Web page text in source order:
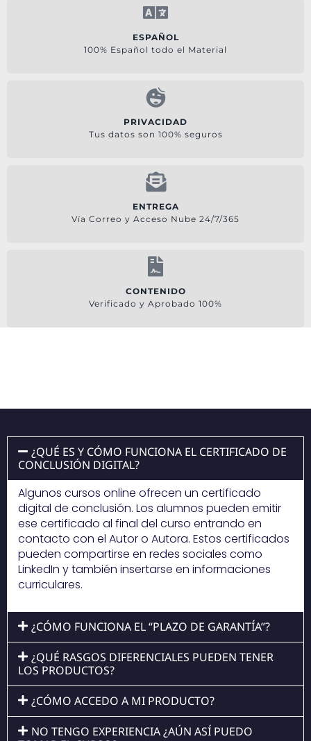
ESPAÑOL
100% Español todo el Material
PRIVACIDAD
Tus datos son 100% seguros
ENTREGA
Vía Correo y Acceso Nube 24/7/365
CONTENIDO
Verificado y Aprobado 100%
¿QUÉ ES Y CÓMO FUNCIONA EL CERTIFICADO DE
CONCLUSIÓN DIGITAL?
Algunos cursos online ofrecen un certificado
digital de conclusión. Los alumnos pueden emitir
ese certificado al final del curso entrando en
contacto con el Autor o Autora. Estos certificados
pueden compartirse en redes sociales como
LinkedIn y también insertarse en informaciones
curriculares.
¿CÓMO FUNCIONA EL “PLAZO DE GARANTÍA”?
¿QUÉ RASGOS DIFERENCIALES PUEDEN TENER
LOS PRODUCTOS?
¿CÓMO ACCEDO A MI PRODUCTO?
NO TENGO EXPERIENCIA ¿AÚN ASÍ PUEDO